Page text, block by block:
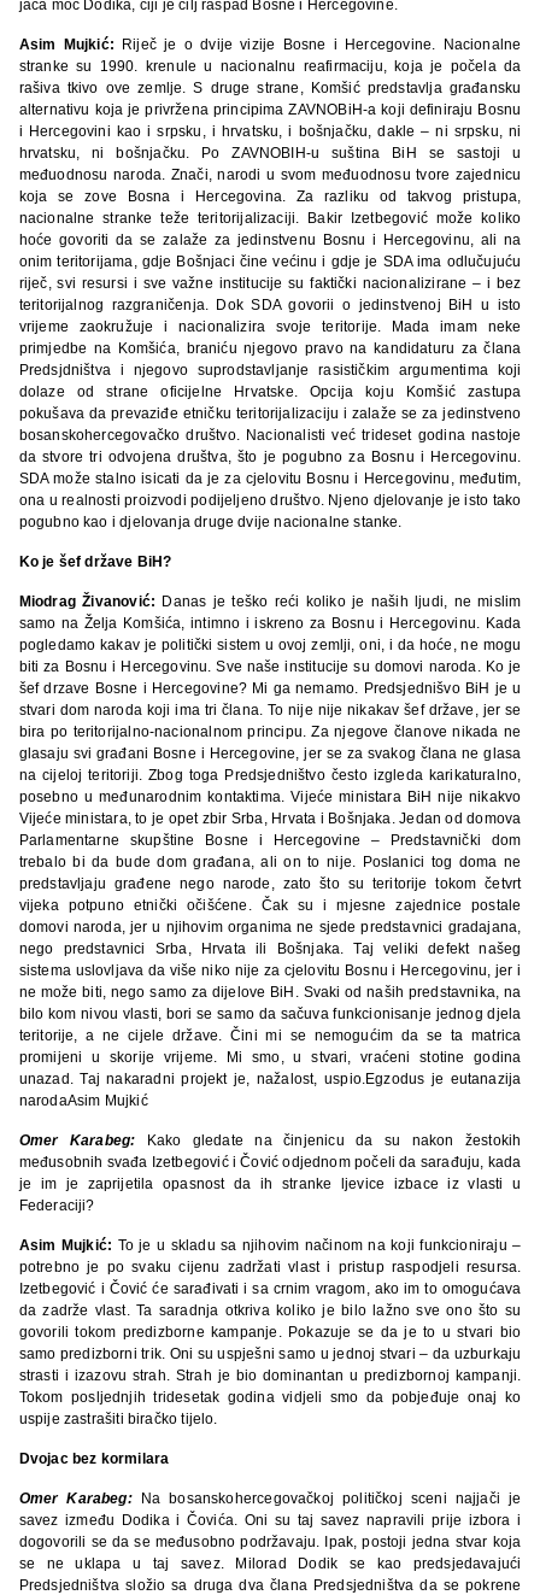
jača moć Dodika, čiji je cilj raspad Bosne i Hercegovine.
Asim Mujkić: Riječ je o dvije vizije Bosne i Hercegovine. Nacionalne
stranke su 1990. krenule u nacionalnu reafirmaciju, koja je počela da
rašiva tkivo ove zemlje. S druge strane, Komšić predstavlja građansku
alternativu koja je privržena principima ZAVNOBiH-a koji definiraju Bosnu
i Hercegovini kao i srpsku, i hrvatsku, i bošnjačku, dakle – ni srpsku, ni
hrvatsku, ni bošnjačku. Po ZAVNOBIH-u suština BiH se sastoji u
međuodnosu naroda. Znači, narodi u svom međuodnosu tvore zajednicu
koja se zove Bosna i Hercegovina. Za razliku od takvog pristupa,
nacionalne stranke teže teritorijalizaciji. Bakir Izetbegović može koliko
hoće govoriti da se zalaže za jedinstvenu Bosnu i Hercegovinu, ali na
onim teritorijama, gdje Bošnjaci čine većinu i gdje je SDA ima odlučujuću
riječ, svi resursi i sve važne institucije su faktički nacionalizirane – i bez
teritorijalnog razgraničenja. Dok SDA govorii o jedinstvenoj BiH u isto
vrijeme zaokružuje i nacionalizira svoje teritorije. Mada imam neke
primjedbe na Komšića, braniću njegovo pravo na kandidaturu za člana
Predsjdništva i njegovo suprodstavljanje rasističkim argumentima koji
dolaze od strane oficijelne Hrvatske. Opcija koju Komšić zastupa
pokušava da prevaziđe etničku teritorijalizaciju i zalaže se za jedinstveno
bosanskohercegovačko društvo. Nacionalisti već trideset godina nastoje
da stvore tri odvojena društva, što je pogubno za Bosnu i Hercegovinu.
SDA može stalno isicati da je za cjelovitu Bosnu i Hercegovinu, međutim,
ona u realnosti proizvodi podijeljeno društvo. Njeno djelovanje je isto tako
pogubno kao i djelovanja druge dvije nacionalne stanke.
Ko je šef države BiH?
Miodrag Živanović: Danas je teško reći koliko je naših ljudi, ne mislim
samo na Želja Komšića, intimno i iskreno za Bosnu i Hercegovinu. Kada
pogledamo kakav je politički sistem u ovoj zemlji, oni, i da hoće, ne mogu
biti za Bosnu i Hercegovinu. Sve naše institucije su domovi naroda. Ko je
šef drzave Bosne i Hercegovine? Mi ga nemamo. Predsjednišvo BiH je u
stvari dom naroda koji ima tri člana. To nije nije nikakav šef države, jer se
bira po teritorijalno-nacionalnom principu. Za njegove članove nikada ne
glasaju svi građani Bosne i Hercegovine, jer se za svakog člana ne glasa
na cijeloj teritoriji. Zbog toga Predsjedništvo često izgleda karikaturalno,
posebno u međunarodnim kontaktima. Vijeće ministara BiH nije nikakvo
Vijeće ministara, to je opet zbir Srba, Hrvata i Bošnjaka. Jedan od domova
Parlamentarne skupštine Bosne i Hercegovine – Predstavnički dom
trebalo bi da bude dom građana, ali on to nije. Poslanici tog doma ne
predstavljaju građene nego narode, zato što su teritorije tokom četvrt
vijeka potpuno etnički očišćene. Čak su i mjesne zajednice postale
domovi naroda, jer u njihovim organima ne sjede predstavnici gradajana,
nego predstavnici Srba, Hrvata ili Bošnjaka. Taj veliki defekt našeg
sistema uslovljava da više niko nije za cjelovitu Bosnu i Hercegovinu, jer i
ne može biti, nego samo za dijelove BiH. Svaki od naših predstavnika, na
bilo kom nivou vlasti, bori se samo da sačuva funkcionisanje jednog djela
teritorije, a ne cijele države. Čini mi se nemogućim da se ta matrica
promijeni u skorije vrijeme. Mi smo, u stvari, vraćeni stotine godina
unazad. Taj nakaradni projekt je, nažalost, uspio.Egzodus je eutanazija
narodaAsim Mujkić
Omer Karabeg: Kako gledate na činjenicu da su nakon žestokih
međusobnih svađa Izetbegović i Čović odjednom počeli da sarađuju, kada
je im je zaprijetila opasnost da ih stranke ljevice izbace iz vlasti u
Federaciji?
Asim Mujkić: To je u skladu sa njihovim načinom na koji funkcioniraju –
potrebno je po svaku cijenu zadržati vlast i pristup raspodjeli resursa.
Izetbegović i Čović će sarađivati i sa crnim vragom, ako im to omogućava
da zadrže vlast. Ta saradnja otkriva koliko je bilo lažno sve ono što su
govorili tokom predizborne kampanje. Pokazuje se da je to u stvari bio
samo predizborni trik. Oni su uspješni samo u jednoj stvari – da uzburkaju
strasti i izazovu strah. Strah je bio dominantan u predizbornoj kampanji.
Tokom posljednjih tridesetak godina vidjeli smo da pobjeđuje onaj ko
uspije zastrašiti biračko tijelo.
Dvojac bez kormilara
Omer Karabeg: Na bosanskohercegovačkoj političkoj sceni najjači je
savez između Dodika i Čovića. Oni su taj savez napravili prije izbora i
dogovorili se da se međusobno podržavaju. Ipak, postoji jedna stvar koja
se ne uklapa u taj savez. Milorad Dodik se kao predsjedavajući
Predsjedništva složio sa druga dva člana Predsjedništva da se pokrene